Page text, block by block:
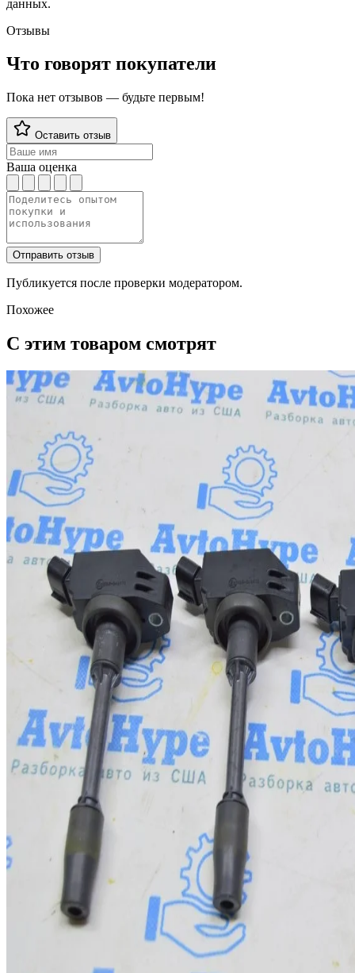
данных.
Отзывы
Что говорят покупатели
Пока нет отзывов — будьте первым!
Оставить отзыв
Ваша оценка
Отправить отзыв
Публикуется после проверки модератором.
Похожее
С этим товаром смотрят